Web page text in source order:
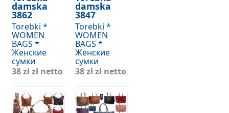
damska
3862
Torebki *
WOMEN
BAGS *
Женские
сумки
38 złzł netto
damska
3847
Torebki *
WOMEN
BAGS *
Женские
сумки
38 złzł netto